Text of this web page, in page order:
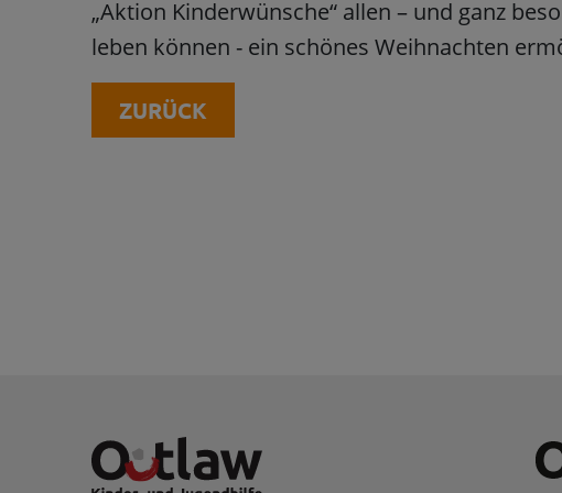
„Aktion Kinderwünsche“ allen – und ganz
leben können - ein schönes Weihnachten
ZURÜCK